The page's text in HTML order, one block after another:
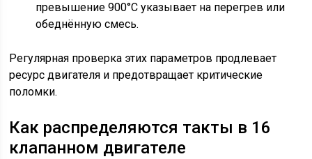
превышение 900°C указывает на перегрев или
обеднённую смесь.
Регулярная проверка этих параметров продлевает
ресурс двигателя и предотвращает критические
поломки.
Как распределяются такты в 16
клапанном двигателе